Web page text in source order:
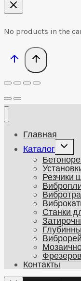
No products in the
Главная
Каталог
меню
Резчики
Станки
Контакты